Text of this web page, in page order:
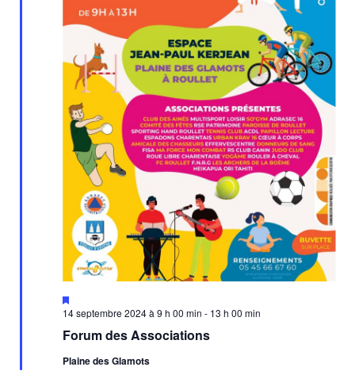
Forum des Associations
en
14 septembre 2024 à 9 h 00 min - 13 h 00 min
Plaine des Glamots